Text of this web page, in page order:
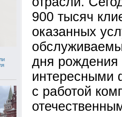
900 тысяч
оказанных
дня рождения
интересными
с работой